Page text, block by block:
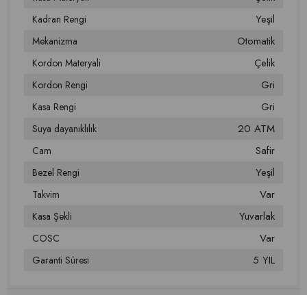
Kadran Rengi Yeşil
Mekanizma Otomatik
Kordon Materyali Çelik
Kordon Rengi Gri
Kasa Rengi Gri
Suya dayanıklılık 20 ATM
Cam Safir
Bezel Rengi Yeşil
Takvim Var
Kasa Şekli Yuvarlak
COSC Var
Garanti Süresi 5 YIL